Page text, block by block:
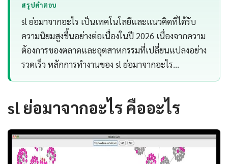
สรุปคำตอบ
sl ย่อมาจากอะไร เป็นเทคโนโลยีและแนวคิดที่ได้รับ
ความนิยมสูงขึ้นอย่างต่อเนื่องในปี 2026 เนื่องจากความ
ต้องการของตลาดและอุตสาหกรรมที่เปลี่ยนแปลงอย่าง
รวดเร็ว หลักการทำงานของ sl ย่อมาจากอะไร…
sl ย่อมาจากอะไร คืออะไร